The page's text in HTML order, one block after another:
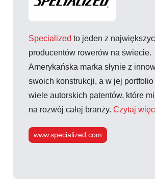
Specialized to jeden z
producentów rowerów na świecie.
Amerykańska marka słynie z
swoich konstrukcji, a w jej
wiele autorskich patentów, które
na rozwój całej branży.Czytaj
www.specialized.com